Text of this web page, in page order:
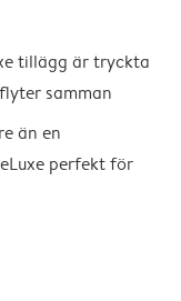
tillägg är tryckta
samman
än en
perfekt för